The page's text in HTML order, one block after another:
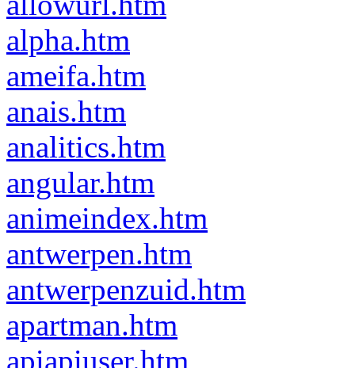
alpha.htm
ameifa.htm
anais.htm
analitics.htm
angular.htm
animeindex.htm
antwerpen.htm
antwerpenzuid.htm
apartman.htm
apiapiuser.htm